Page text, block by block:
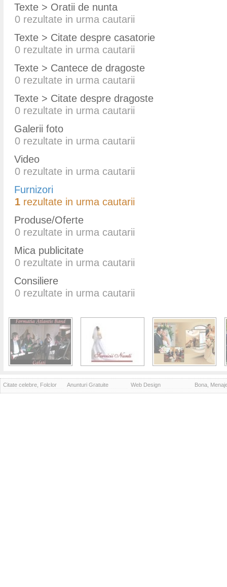
Texte > Oratii de nunta
0 rezultate in urma cautarii
Texte > Citate despre casatorie
0 rezultate in urma cautarii
Texte > Cantece de dragoste
0 rezultate in urma cautarii
Texte > Citate despre dragoste
0 rezultate in urma cautarii
Galerii foto
0 rezultate in urma cautarii
Video
0 rezultate in urma cautarii
Furnizori
1 rezultate in urma cautarii
Produse/Oferte
0 rezultate in urma cautarii
Mica publicitate
0 rezultate in urma cautarii
Consiliere
0 rezultate in urma cautarii
Citate celebre, Folclor Anunturi Gratuite Web Design Bona,